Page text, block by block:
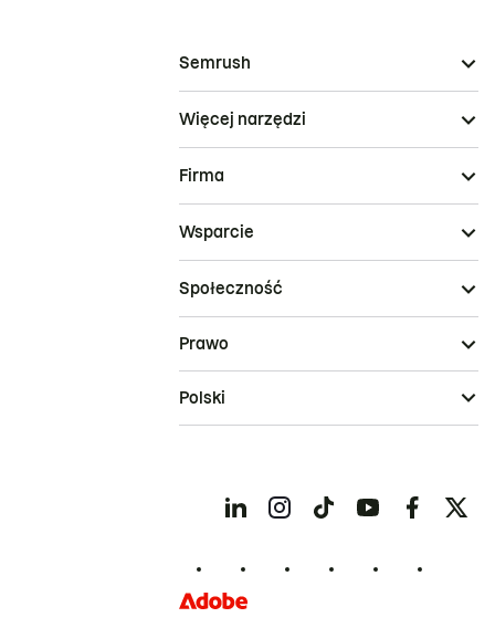
Semrush
Więcej narzędzi
Firma
Wsparcie
Społeczność
Prawo
Polski